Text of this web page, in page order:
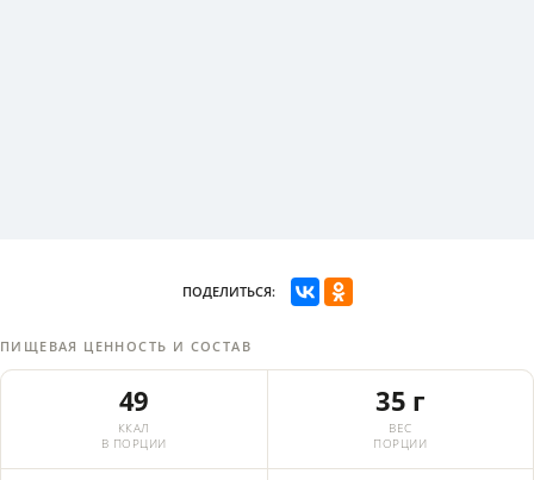
ПОДЕЛИТЬСЯ:
ПИЩЕВАЯ ЦЕННОСТЬ И СОСТАВ
49
ККАЛ
В ПОРЦИИ
35 г
ВЕС
ПОРЦИИ